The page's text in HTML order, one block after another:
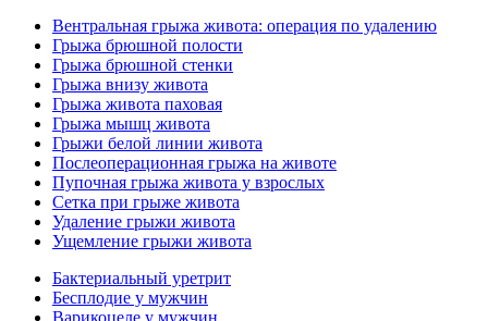
Вентральная грыжа живота: операция по удалению
Грыжа брюшной полости
Грыжа брюшной стенки
Грыжа внизу живота
Грыжа живота паховая
Грыжа мышц живота
Грыжи белой линии живота
Послеоперационная грыжа на животе
Пупочная грыжа живота у взрослых
Сетка при грыже живота
Удаление грыжи живота
Ущемление грыжи живота
Бактериальный уретрит
Бесплодие у мужчин
Варикоцеле у мужчин